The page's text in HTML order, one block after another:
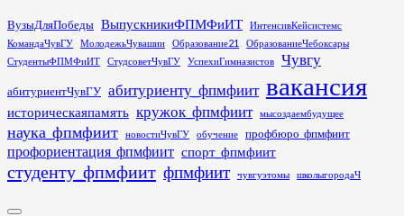
Перейти
к
содержимому
ВузыДляПобеды ВыпускникиФПМФиИТ
ИнтенсивКейсистемс
КомандаЧувГУ
МолодежьЧувашии Образование21
ОбразованиеЧебоксары
СтудентыФПМФиИТ
СтудсоветЧувГУ УспехиГимназистов Чувгу
абитуриентЧувГУ абитуриенту_фпмфиит вакансия
историческаяпамять кружок_фпмфиит мысоздаембудущее
наука_фпмфиит новостиЧувГУ обучение профбюро_фпмфиит
профориентация_фпмфиит спорт_фпмфиит
студенту_фпмфиит фпмфиит чувгуэтомы школыгородаЧ
Основное